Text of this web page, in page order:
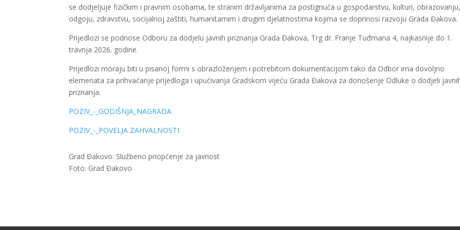
se dodjeljuje fizičkim i pravnim osobama, te stranim državljanima za postignuća u gospodarstvu, kulturi,
odgoju, zdravstvu, socijalnoj zaštiti, humanitarnim i drugim djelatnostima kojima se doprinosi razvoju Grada Đakova.
Prijedlozi se podnose Odboru za dodjelu javnih priznanja Grada Đakova, Trg dr. Franje Tuđmana 4, najkasnije do 1.
travnja 2026. godine.
Prijedlozi moraju biti u pisanoj formi s obrazloženjem i potrebitom dokumentacijom tako da Odbor ima dovoljno
elemenata za prihvaćanje prijedloga i upućivanja Gradskom vijeću Grada Đakova za donošenje Odluke o dodjeli
priznanja.
POZIV_-_GODIŠNJA_NAGRADA
POZIV_-_POVELJA ZAHVALNOSTI
Grad Đakovo: Službeno priopćenje za javnost
Foto: Grad Đakovo